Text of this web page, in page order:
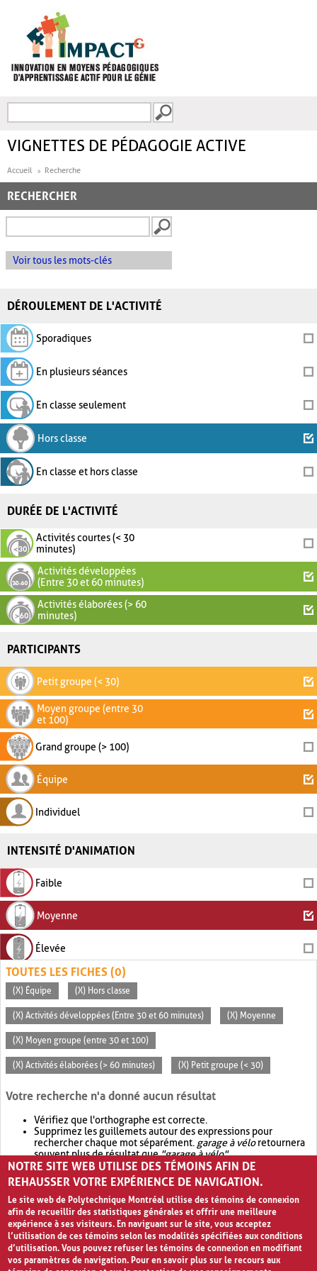
FORMULAIRE DE
VIGNETTES DE PÉDAGOGIE ACTIVE
Accueil Recherche
RECHERCHER
Voir tous les mots-clés
DÉROULEMENT DE L'ACTIVITÉ
Sporadiques
En plusieurs séances
En classe seulement
Hors classe
En classe et hors classe
DURÉE DE L'ACTIVITÉ
Activités courtes (< 30
minutes)
Activités développées
(Entre 30 et 60 minutes)
Activités élaborées (> 60
minutes)
PARTICIPANTS
Petit groupe (< 30)
Moyen groupe (entre 30
et 100)
Grand groupe (> 100)
Équipe
Individuel
INTENSITÉ D'ANIMATION
Faible
Moyenne
Élevée
TOUTES LES FICHES (0)
(X) Équipe (X) Hors classe
(X) Activités développées (Entre 30 et 60 minutes) (X) Moyenne
(X) Moyen groupe (entre 30 et 100)
(X) Activités élaborées (> 60 minutes) (X) Petit groupe (< 30)
Votre recherche n'a donné aucun résultat
Vérifiez que l'orthographe est correcte.
Supprimez les guillemets autour des expressions pour
rechercher chaque mot séparément. garage à véloretournera
souvent plus de résultat que"garage à vélo".
Envisagez d'élargir votre recherche avec OR.garage OR vélo
retournera souvent plus de résultat quegarage à vélo
NOTRE SITE WEB UTILISE DES TÉMOINS AFIN DE
REHAUSSER VOTRE EXPÉRIENCE DE NAVIGATION.
Le site web de Polytechnique Montréal utilise des témoins de connexion
afin de recueillir des statistiques générales et offrir une meilleure
expérience à ses visiteurs. En naviguant sur le site, vous acceptez
l’utilisation de ces témoins selon les modalités spécifiées aux conditions
d’utilisation. Vous pouvez refuser les témoins de connexion en modifiant
vos paramètres de navigation. Pour en savoir plus sur le recours aux